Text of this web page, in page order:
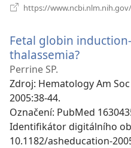
https://
Fetal globin
thalassemia?
okno)
Perrine SP.
Zdroj‎: Hematology Am
2005:38-44.
Označení‎: PubMed
Identifikátor digitálního
10.1182/asheducation-